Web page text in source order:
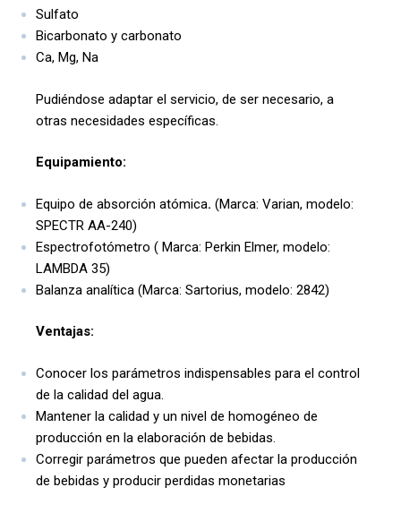
Sulfato
Bicarbonato y carbonato
Ca, Mg, Na
Pudiéndose adaptar el servicio, de ser necesario, a
otras necesidades específicas.
Equipamiento:
Equipo de absorción atómica. (Marca: Varian, modelo:
SPECTR AA-240)
Espectrofotómetro ( Marca: Perkin Elmer, modelo:
LAMBDA 35)
Balanza analítica (Marca: Sartorius, modelo: 2842)
Ventajas:
Conocer los parámetros indispensables para el control
de la calidad del agua.
Mantener la calidad y un nivel de homogéneo de
producción en la elaboración de bebidas.
Corregir parámetros que pueden afectar la producción
de bebidas y producir perdidas monetarias